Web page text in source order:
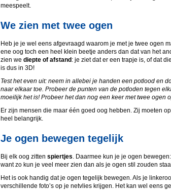
meespeelt.
We zien met twee ogen
Heb je je wel eens afgevraagd waarom je met je twee ogen
ene oog toch een heel klein beetje anders dan dat van het
zien we diepte of afstand : je ziet dat er een trapje is, of dat
is dus in 3D!
Test het even uit: neem in allebei je handen een potlood en
naar elkaar toe. Probeer de punten van de potloden tegen
moeilijk het is! Probeer het dan nog een keer met twee ogen
Er zijn mensen die maar één goed oog hebben. Zij moeten
heel belangrijk.
Je ogen bewegen tegelijk
Bij elk oog zitten spiertjes. Daarmee kun je je ogen
want zo kun je veel meer zien dan als je ogen stil zouden
Het is ook handig dat je ogen tegelijk bewegen. Als je
verschillende foto’s op je netvlies krijgen. Het kan wel eens